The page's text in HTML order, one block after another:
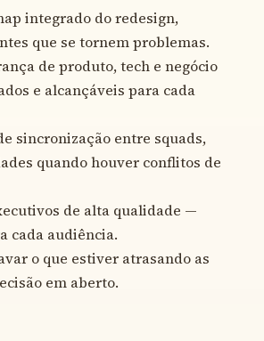
integrado do redesign,
que se tornem problemas.
de produto, tech e negócio
e alcançáveis para cada
sincronização entre squads,
quando houver conflitos de
de alta qualidade —
cada audiência.
o que estiver atrasando as
em aberto.